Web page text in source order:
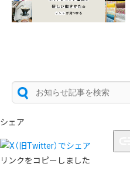
シェア
リンクをコピーしました